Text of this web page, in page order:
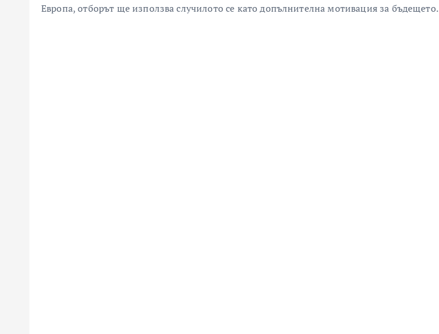
Европа, отборът ще използва случилото се като допълнителна мотивация за бъдещето.